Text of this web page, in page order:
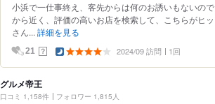
小浜で一仕事終え、客先からは何のお誘いもないの
から近く、評価の高いお店を検索して、こちらがヒ
さん... 詳細を見る
21 ？ 2024/09 訪問 1回
グルメ帝王
口コミ 1,158件 フォロワー 1,815人